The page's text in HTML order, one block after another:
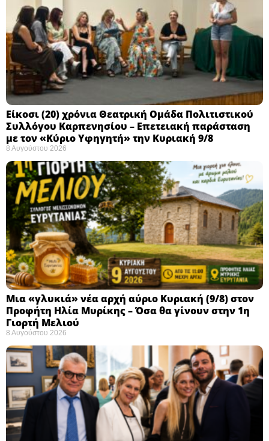
Eίκοσι (20) χρόνια Θεατρική Ομάδα Πολιτιστικού
Συλλόγου Καρπενησίου – Επετειακή παράσταση
με τον «Κύριο Υφηγητή» την Κυριακή 9/8
8 Αυγούστου 2026
Μια «γλυκιά» νέα αρχή αύριο Κυριακή (9/8) στον
Προφήτη Ηλία Μυρίκης – Όσα θα γίνουν στην 1η
Γιορτή Μελιού
8 Αυγούστου 2026